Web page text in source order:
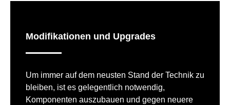
Modifikationen und Upgrades
Um immer auf dem neusten Stand der Technik zu
bleiben, ist es gelegentlich notwendig,
Komponenten auszubauen und gegen neuere